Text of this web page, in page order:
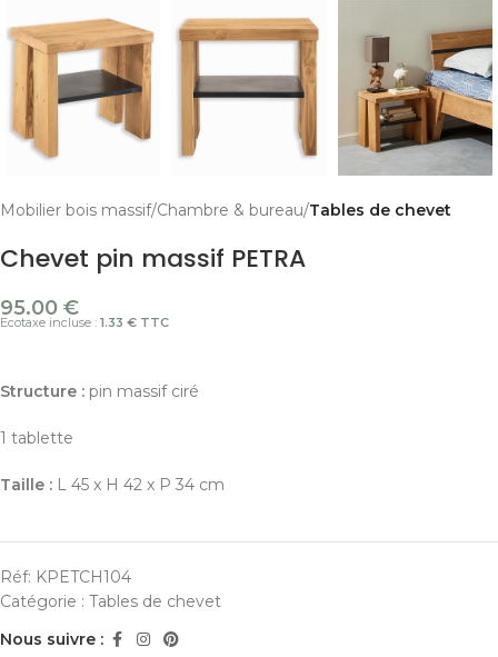
Mobilier bois massif Chambre & bureau Tables de chevet
Chevet pin massif PETRA
95.00 €
Ecotaxe incluse : 1.33 € TTC
Structure : pin massif ciré
1 tablette
Taille : L 45 x H 42 x P 34 cm
Réf: KPETCH104
Catégorie : Tables de chevet
Nous suivre :